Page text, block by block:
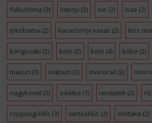
fukushima (3) interju (2) ise (2) isze (2)
jokohama (2) karacsonyi vasar(2) kiss
kongosaki (2) koto (2) kotó (4) kóbe (2)
macuri (3) matsuri (2) monorail (2) mori
nagykovet(3) odaiba (1) receptek (2)
roppongi hills (3) sertéshús (2) shiitake (2)